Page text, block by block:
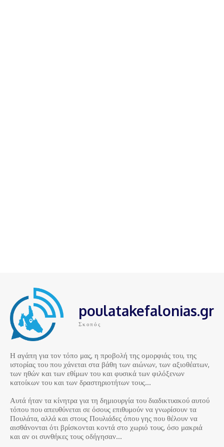
poulatakefalonias.gr
Σκοπός
Η αγάπη για τον τόπο μας, η προβολή της ομορφιάς του, της
ιστορίας του που χάνεται στα βάθη των αιώνων, των αξιοθέατων,
των ηθών και των εθίμων του και φυσικά των φιλόξενων
κατοίκων του και των δραστηριοτήτων τους…
Αυτά ήταν τα κίνητρα για τη δημιουργία του διαδικτυακού αυτού
τόπου που απευθύνεται σε όσους επιθυμούν να γνωρίσουν τα
Πουλάτα, αλλά και στους Πουλιάδες όπου γης που θέλουν να
αισθάνονται ότι βρίσκονται κοντά στο χωριό τους, όσο μακριά
και αν οι συνθήκες τους οδήγησαν…